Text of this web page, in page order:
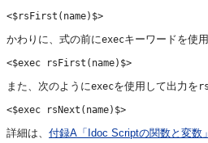
かわりに、式の前にexecキーワードを使
また、次のようにexecを使用して出力を
詳細は、 付録A「Idoc Scriptの関数と変数」